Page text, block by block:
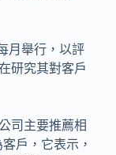
月舉行，以評
研究其對客戶
司主要推薦相
戶，它表示，